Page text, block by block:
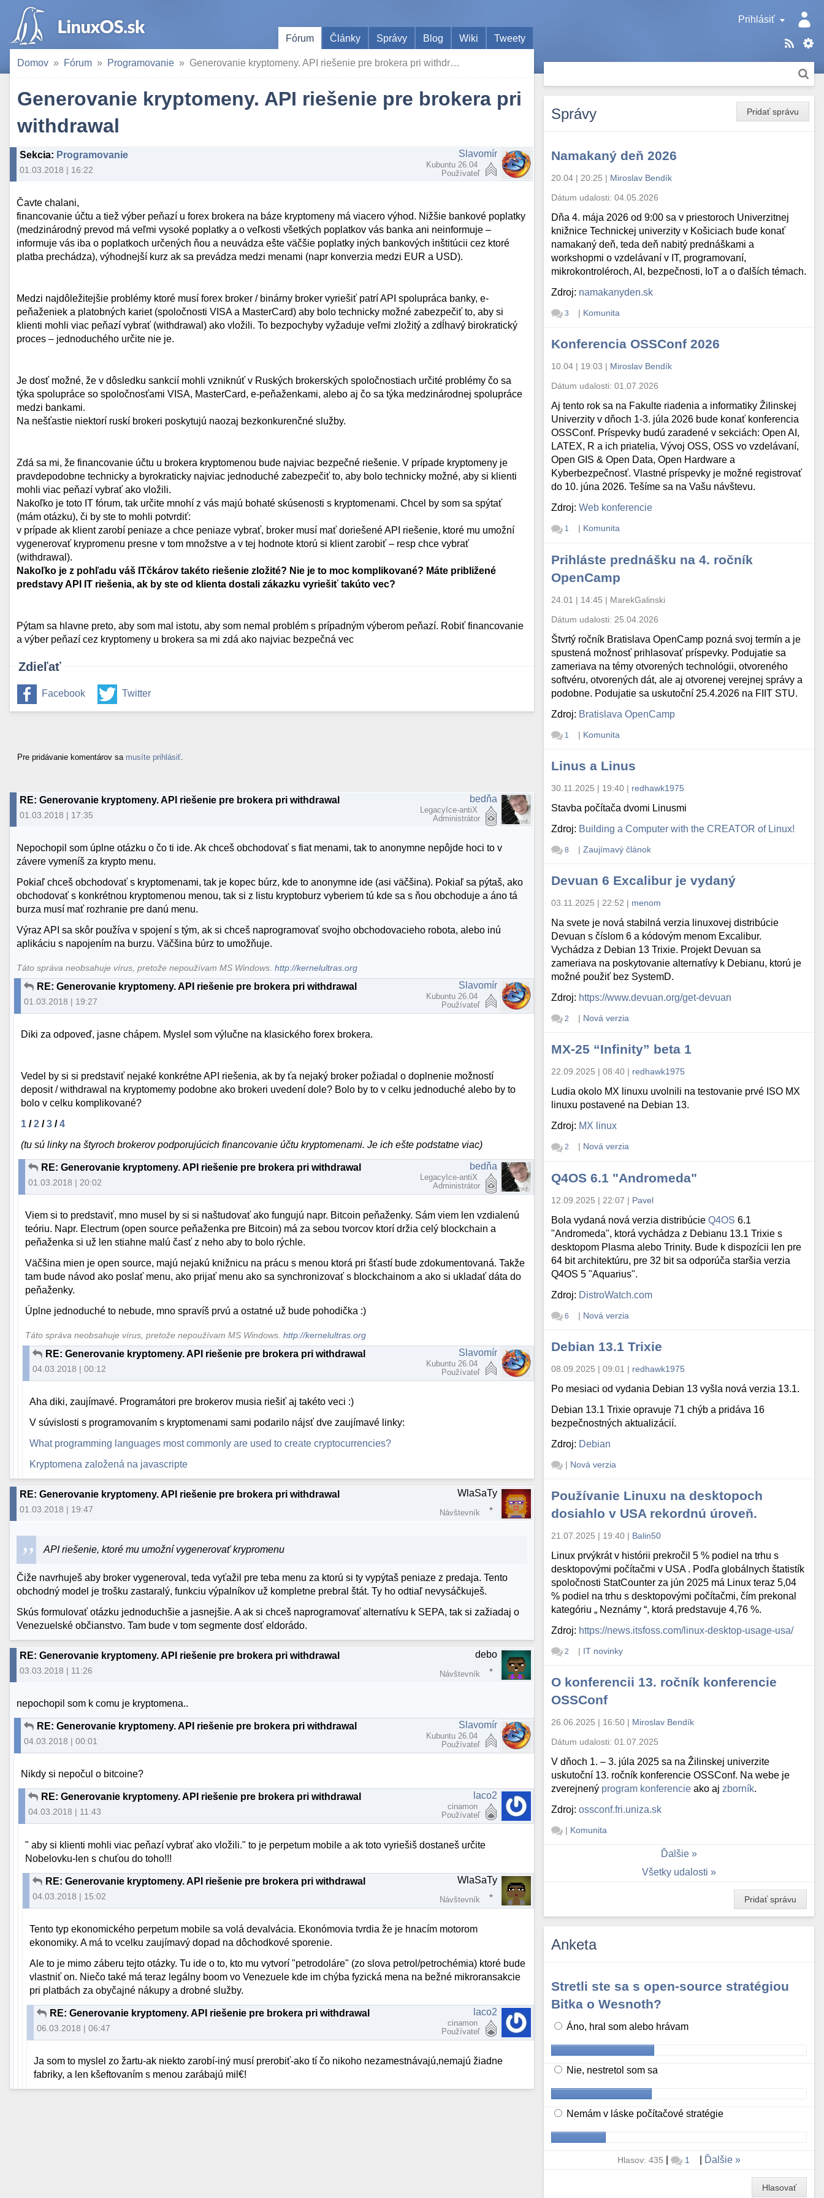
Prihlásiť
Fórum
Články Správy Blog Wiki Tweety
Domov Fórum Programovanie Generovanie kryptomeny. API riešenie pre brokera pri withdr…
Generovanie kryptomeny. API riešenie pre brokera pri
withdrawal
Sekcia: Programovanie
01.03.2018 | 16:22
Slavomír
Kubuntu 26.04
Používateľ
Čavte chalani,
financovanie účtu a tiež výber peňazí u forex brokera na báze kryptomeny má viacero výhod. Nižšie bankové poplatky
(medzinárodný prevod má veľmi vysoké poplatky a o veľkosti všetkých poplatkov vás banka ani neinformuje –
informuje vás iba o poplatkoch určených ňou a neuvádza ešte väčšie poplatky iných bankových inštitúcii cez ktoré
platba prechádza), výhodnejší kurz ak sa prevádza medzi menami (napr konverzia medzi EUR a USD).
Medzi najdôležitejšie problémy ktoré musí forex broker / binárny broker vyriešiť patrí API spolupráca banky, e-
peňaženiek a platobných kariet (spoločnosti VISA a MasterCard) aby bolo technicky možné zabezpečiť to, aby si
klienti mohli viac peňazí vybrať (withdrawal) ako vložili. To bezpochyby vyžaduje veľmi zložitý a zdĺhavý birokratický
proces – jednoduchého určite nie je.
Je dosť možné, že v dôsledku sankcií mohli vzniknúť v Ruských brokerských spoločnostiach určité problémy čo sa
týka spolupráce so spoločnosťami VISA, MasterCard, e-peňaženkami, alebo aj čo sa týka medzinárodnej spolupráce
medzi bankami.
Na nešťastie niektorí ruskí brokeri poskytujú naozaj bezkonkurenčné služby.
Zdá sa mi, že financovanie účtu u brokera kryptomenou bude najviac bezpečné riešenie. V prípade kryptomeny je
pravdepodobne technicky a byrokraticky najviac jednoduché zabezpečiť to, aby bolo technicky možné, aby si klienti
mohli viac peňazí vybrať ako vložili.
Nakoľko je toto IT fórum, tak určite mnohí z vás majú bohaté skúsenosti s kryptomenami. Chcel by som sa spýtať
(mám otázku), či by ste to mohli potvrdiť:
v prípade ak klient zarobí peniaze a chce peniaze vybrať, broker musí mať doriešené API riešenie, ktoré mu umožní
vygenerovať krypromenu presne v tom množstve a v tej hodnote ktorú si klient zarobiť – resp chce vybrať
(withdrawal).
Nakoľko je z pohľadu váš ITčkárov takéto riešenie zložité? Nie je to moc komplikované? Máte približené
predstavy API IT riešenia, ak by ste od klienta dostali zákazku vyriešiť takúto vec?
Pýtam sa hlavne preto, aby som mal istotu, aby som nemal problém s prípadným výberom peňazí. Robiť financovanie
a výber peňazí cez kryptomeny u brokera sa mi zdá ako najviac bezpečná vec
Zdieľať
Facebook Twitter
Pre pridávanie komentárov sa musíte prihlásiť
RE: Generovanie kryptomeny. API riešenie pre brokera pri withdrawal
01.03.2018 | 17:35
bedňa
LegacyIce-antiX
Administrátor
Nepochopil som úplne otázku o čo ti ide. Ak chceš obchodovať s fiat menami, tak to anonymne nepôjde hoci to v
závere vymeníš za krypto menu.
Pokiaľ chceš obchodovať s kryptomenami, tak je kopec búrz, kde to anonymne ide (asi väčšina). Pokiaľ sa pýtaš, ako
obchodovať s konkrétnou kryptomenou menou, tak si z listu kryptoburz vyberiem tú kde sa s ňou obchoduje a áno tá
burza musí mať rozhranie pre danú menu.
Výraz API sa skôr používa v spojení s tým, ak si chceš naprogramovať svojho obchodovacieho robota, alebo inú
aplikáciu s napojením na burzu. Väčšina búrz to umožňuje.
Táto správa neobsahuje vírus, pretože nepoužívam MS Windows.http://kernelultras.org
RE: Generovanie kryptomeny. API riešenie pre brokera pri withdrawal
01.03.2018 | 19:27
Slavomír
Kubuntu 26.04
Používateľ
Diki za odpoveď, jasne chápem. Myslel som výlučne na klasického forex brokera.
Vedel by si si predstaviť nejaké konkrétne API riešenia, ak by ťa nejaký broker požiadal o doplnenie možností
deposit / withdrawal na kryptomemy podobne ako brokeri uvedení dole? Bolo by to v celku jednoduché alebo by to
bolo v celku komplikované?
1 /2 /3 /4
(tu sú linky na štyroch brokerov podporujúcich financovanie účtu kryptomenami. Je ich ešte podstatne viac)
RE: Generovanie kryptomeny. API riešenie pre brokera pri withdrawal
01.03.2018 | 20:02
bedňa
LegacyIce-antiX
Administrátor
Viem si to predstaviť, mno musel by si si naštudovať ako fungujú napr. Bitcoin peňaženky. Sám viem len vzdialenú
teóriu. Napr. Electrum (open source peňaženka pre Bitcoin) má za sebou tvorcov ktorí držia celý blockchain a
peňaženka si už len stiahne malú časť z neho aby to bolo rýchle.
Väčšina mien je open source, majú nejakú knižnicu na prácu s menou ktorá pri šťastí bude zdokumentovaná. Takže
tam bude návod ako poslať menu, ako prijať menu ako sa synchronizovať s blockchainom a ako si ukladať dáta do
peňaženky.
Úplne jednoduché to nebude, mno spravíš prvú a ostatné už bude pohodička :)
Táto správa neobsahuje vírus, pretože nepoužívam MS Windows.http://kernelultras.org
RE: Generovanie kryptomeny. API riešenie pre brokera pri withdrawal
04.03.2018 | 00:12
Slavomír
Kubuntu 26.04
Používateľ
Aha diki, zaujímavé. Programátori pre brokerov musia riešiť aj takéto veci :)
V súvislosti s programovaním s kryptomenami sami podarilo nájsť dve zaujímavé linky:
What programming languages most commonly are used to create cryptocurrencies?
Kryptomena založená na javascripte
RE: Generovanie kryptomeny. API riešenie pre brokera pri withdrawal
01.03.2018 | 19:47
WlaSaTy
Návštevník
API riešenie, ktoré mu umožní vygenerovať krypromenu
Čiže navrhuješ aby broker vygeneroval, teda vyťažil pre teba menu za ktorú si ty vypýtaš peniaze z predaja. Tento
obchodný model je trošku zastaralý, funkciu výpalníkov už kompletne prebral štát. Ty ho odtiaľ nevysáčkuješ.
Skús formulovať otázku jednoduchšie a jasnejšie. A ak si chceš naprogramovať alternatívu k SEPA, tak si zažiadaj o
Venezuelské občianstvo. Tam bude v tom segmente dosť eldorádo.
RE: Generovanie kryptomeny. API riešenie pre brokera pri withdrawal
03.03.2018 | 11:26
debo
Návštevník
nepochopil som k comu je kryptomena..
RE: Generovanie kryptomeny. API riešenie pre brokera pri withdrawal
04.03.2018 | 00:01
Slavomír
Kubuntu 26.04
Používateľ
Nikdy si nepočul o bitcoine?
RE: Generovanie kryptomeny. API riešenie pre brokera pri withdrawal
04.03.2018 | 11:43
laco2
cinamon
Používateľ
" aby si klienti mohli viac peňazí vybrať ako vložili." to je perpetum mobile a ak toto vyriešiš dostaneš určite
Nobelovku-len s chuťou do toho!!!
RE: Generovanie kryptomeny. API riešenie pre brokera pri withdrawal
04.03.2018 | 15:02
WlaSaTy
Návštevník
Tento typ ekonomického perpetum mobile sa volá devalvácia. Ekonómovia tvrdia že je hnacím motorom
ekonomiky. A má to vcelku zaujímavý dopad na dôchodkové sporenie.
Ale to je mimo záberu tejto otázky. Tu ide o to, kto mu vytvorí "petrodoláre" (zo slova petrol/petrochémia) ktoré bude
vlastniť on. Niečo také má teraz legálny boom vo Venezuele kde im chýba fyzická mena na bežné mikroransakcie
pri platbách za obyčajné nákupy a drobné služby.
RE: Generovanie kryptomeny. API riešenie pre brokera pri withdrawal
06.03.2018 | 06:47
laco2
cinamon
Používateľ
Ja som to myslel zo žartu-ak niekto zarobí-iný musí prerobiť-ako tí čo nikoho nezamestnávajú,nemajú žiadne
fabriky, a len kšeftovaním s menou zarábajú mil€!
Pridať správu
Správy
Namakaný deň 2026
20.04 | 20:25 | Miroslav Bendík
Dátum udalosti:04.05.2026
Dňa 4. mája 2026 od 9:00 sa v priestoroch Univerzitnej
knižnice Technickej univerzity v Košiciach bude konať
namakaný deň, teda deň nabitý prednáškami a
workshopmi o vzdelávaní v IT, programovaní,
mikrokontroléroch, AI, bezpečnosti, IoT a o ďalších témach.
Zdroj: namakanyden.sk
3 | Komunita
Konferencia OSSConf 2026
10.04 | 19:03 | Miroslav Bendík
Dátum udalosti:01.07.2026
Aj tento rok sa na Fakulte riadenia a informatiky Žilinskej
Univerzity v dňoch 1-3. júla 2026 bude konať konferencia
OSSConf. Príspevky budú zaradené v sekciách: Open AI,
LATEX, R a ich priatelia, Vývoj OSS, OSS vo vzdelávaní,
Open GIS & Open Data, Open Hardware a
Kyberbezpečnosť. Vlastné príspevky je možné registrovať
do 10. júna 2026. Tešíme sa na Vašu návštevu.
Zdroj:Web konferencie
1 | Komunita
Prihláste prednášku na 4. ročník
OpenCamp
24.01 | 14:45 | MarekGalinski
Dátum udalosti: 25.04.2026
Štvrtý ročník Bratislava OpenCamp pozná svoj termín a je
spustená možnosť prihlasovať príspevky. Podujatie sa
zameriava na témy otvorených technológii, otvoreného
softvéru, otvorených dát, ale aj otvorenej verejnej správy a
podobne. Podujatie sa uskutoční 25.4.2026 na FIIT STU.
Zdroj: Bratislava OpenCamp
1 | Komunita
Linus a Linus
30.11.2025 | 19:40 | redhawk1975
Stavba počítača dvomi Linusmi
Zdroj: Building a Computer with the CREATOR of Linux!
8 | Zaujímavý článok
Devuan 6 Excalibur je vydaný
03.11.2025 | 22:52 | menom
Na svete je nová stabilná verzia linuxovej distribúcie
Devuan s číslom 6 a kódovým menom Excalibur.
Vychádza z Debian 13 Trixie. Projekt Devuan sa
zameriava na poskytovanie alternatívy k Debianu, ktorú je
možné použiť bez SystemD.
Zdroj: https://www.devuan.org/get-devuan
2 | Nová verzia
MX-25 “Infinity” beta 1
22.09.2025 | 08:40 | redhawk1975
Ludia okolo MX linuxu uvolnili na testovanie prvé ISO MX
linuxu postavené na Debian 13.
Zdroj: MX linux
2 | Nová verzia
Q4OS 6.1 "Andromeda"
12.09.2025 | 22:07 | Pavel
Bola vydaná nová verzia distribúcieQ4OS 6.1
"Andromeda", ktorá vychádza z Debianu 13.1 Trixie s
desktopom Plasma alebo Trinity. Bude k dispozícii len pre
64 bit architektúru, pre 32 bit sa odporúča staršia verzia
Q4OS 5 "Aquarius".
Zdroj: DistroWatch.com
6 | Nová verzia
Debian 13.1 Trixie
08.09.2025 | 09:01 | redhawk1975
Po mesiaci od vydania Debian 13 vyšla nová verzia 13.1.
Debian 13.1 Trixie opravuje 71 chýb a pridáva 16
bezpečnostných aktualizácií.
Zdroj: Debian
| Nová verzia
Používanie Linuxu na desktopoch
dosiahlo v USA rekordnú úroveň.
21.07.2025 | 19:40 | Balin50
Linux prvýkrát v histórii prekročil 5 % podiel na trhu s
desktopovými počítačmi v USA . Podľa globálnych štatistík
spoločnosti StatCounter za jún 2025 má Linux teraz 5,04
% podiel na trhu s desktopovými počítačmi, čím prekonal
kategóriu „ Neznámy “, ktorá predstavuje 4,76 %.
Zdroj: https://news.itsfoss.com/linux-desktop-usage-usa/
2 | IT novinky
O konferencii 13. ročník konferencie
OSSConf
26.06.2025 | 16:50 | Miroslav Bendík
Dátum udalosti:01.07.2025
V dňoch 1. – 3. júla 2025 sa na Žilinskej univerzite
uskutoční 13. ročník konferencie OSSConf. Na webe je
zverejnený program konferencie ako aj zborník.
Zdroj:ossconf.fri.uniza.sk
| Komunita
Ďalšie
Všetky udalosti
Pridať správu
Anketa
Stretli ste sa s open-source stratégiou
Bitka o Wesnoth?
Áno, hral som alebo hrávam
Nie, nestretol som sa
Nemám v láske počítačové stratégie
Hlasov: 435 | 1 Ďalšie
Hlasovať